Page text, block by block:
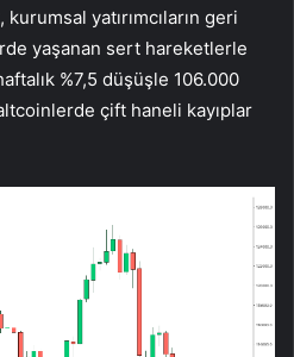
yatırımcıların geri
yaşanan sert hareketlerle
%7,5 düşüşle 106.000
çift haneli kayıplar